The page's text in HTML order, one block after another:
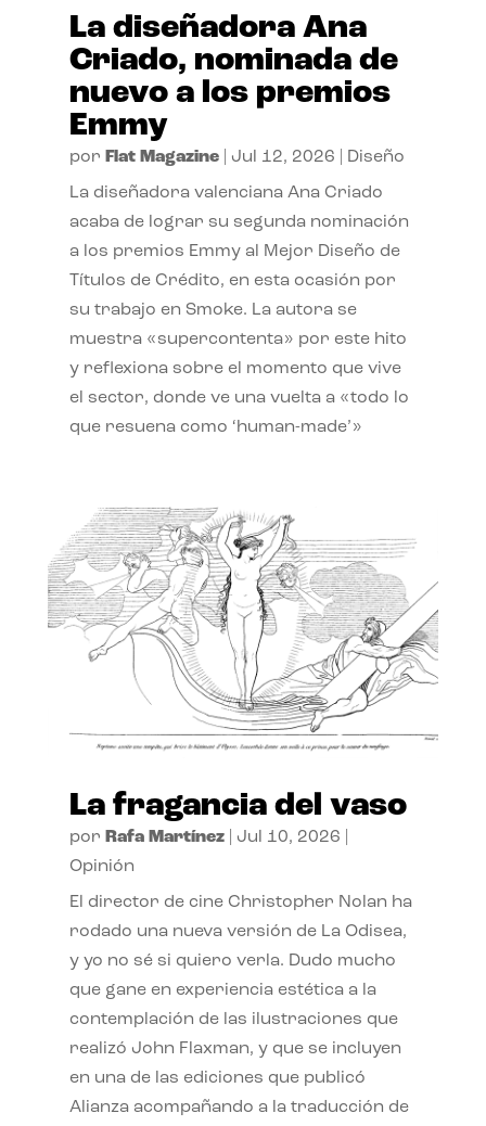
La diseñadora Ana
Criado, nominada de
nuevo a los premios
Emmy
por Flat Magazine| Jul 12, 2026 Diseño
La diseñadora valenciana Ana Criado
acaba de lograr su segunda nominación
a los premios Emmy al Mejor Diseño de
Títulos de Crédito, en esta ocasión por
su trabajo en Smoke. La autora se
muestra «supercontenta» por este hito
y reflexiona sobre el momento que vive
el sector, donde ve una vuelta a «todo lo
que resuena como ‘human-made’»
La fragancia del vaso
por Rafa Martínez| Jul 10, 2026
Opinión
El director de cine Christopher Nolan ha
rodado una nueva versión de La Odisea,
y yo no sé si quiero verla. Dudo mucho
que gane en experiencia estética a la
contemplación de las ilustraciones que
realizó John Flaxman, y que se incluyen
en una de las ediciones que publicó
Alianza acompañando a la traducción de